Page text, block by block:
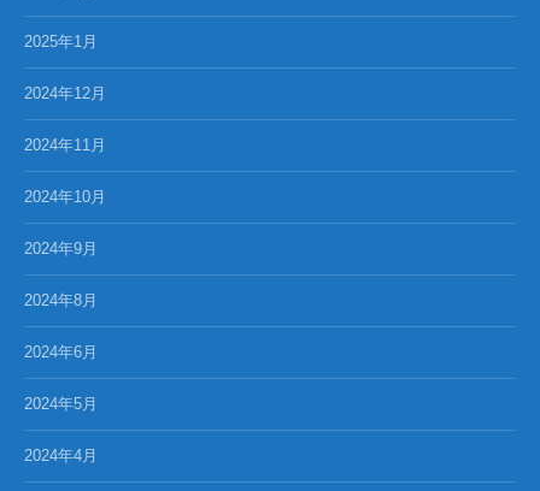
2025年1月
2024年12月
2024年11月
2024年10月
2024年9月
2024年8月
2024年6月
2024年5月
2024年4月